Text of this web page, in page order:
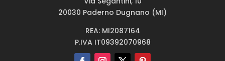
20030 Paderno Dugnano (MI)
REA: MI2087164
P.IVA IT09392070968